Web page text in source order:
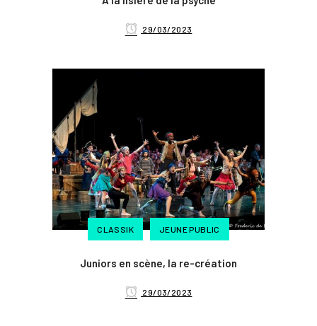
29/03/2023
CLASSIK JEUNE PUBLIC
Juniors en scène, la re-création
29/03/2023